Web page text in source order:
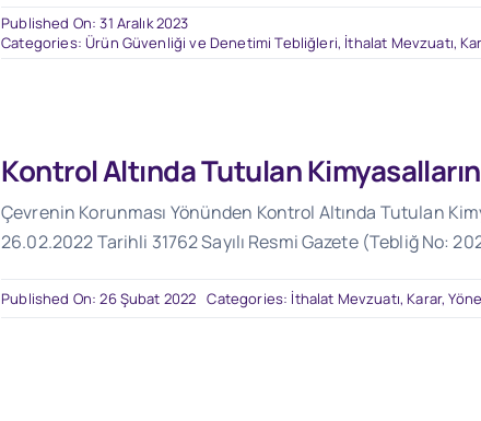
Published On: 31 Aralık 2023
Categories: Ürün Güvenliği ve Denetimi Tebliğleri, İthalat Mevzuatı,
Kontrol Altında Tutulan
Çevrenin Korunması Yönünden Kontrol Altında Tutulan
26.02.2022 Tarihli 31762 Sayılı Resmi Gazete (Tebliğ No:
Published On: 26 Şubat 2022 Categories: İthalat Mevzuatı, Karar,